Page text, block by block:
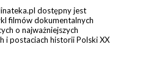
dostępny jest
filmów dokumentalnych
o najważniejszych
i postaciach historii Polski XX